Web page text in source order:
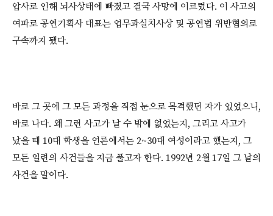
압사로 인해 뇌사상태에 빠졌고 결국 사망에 이르렀다. 이 사고의
여파로 공연기획사 대표는 업무과실치사상 및 공연법 위반협의로
구속까지 됐다.
바로 그 곳에 그 모든 과정을 직접 눈으로 목격했던 자가 있었으니,
바로 나다. 왜 그런 사고가 날 수 밖에 없었는지, 그리고 사고가
났을 때 10대 학생을 언론에서는 2~30대 여성이라고 했는지, 그
모든 일련의 사건들을 지금 풀고자 한다. 1992년 2월 17일 그 날의
사건을 말이다.